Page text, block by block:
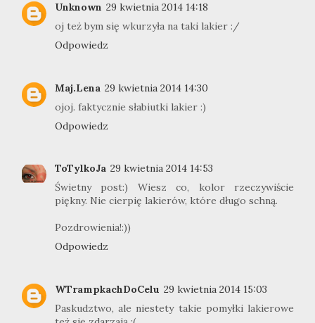
Unknown 29 kwietnia 2014 14:18
oj też bym się wkurzyła na taki lakier :/
Odpowiedz
Maj.Lena 29 kwietnia 2014 14:30
ojoj. faktycznie słabiutki lakier :)
Odpowiedz
ToTylkoJa 29 kwietnia 2014 14:53
Świetny post:) Wiesz co, kolor rzeczywiście
piękny. Nie cierpię lakierów, które długo schną.
Pozdrowienia!:))
Odpowiedz
WTrampkachDoCelu 29 kwietnia 2014 15:03
Paskudztwo, ale niestety takie pomyłki lakierowe